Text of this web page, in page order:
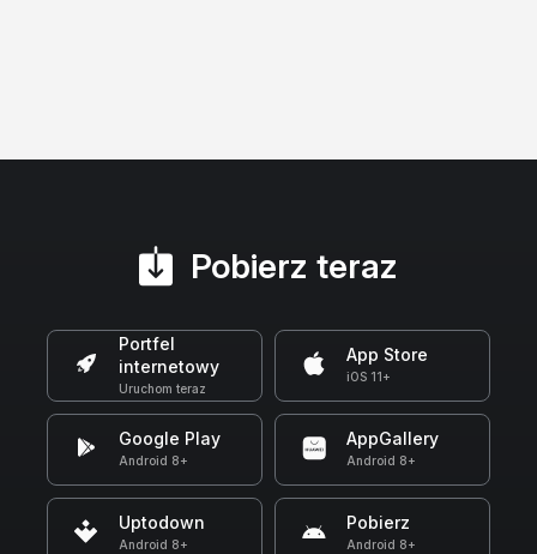
Pobierz teraz
Portfel
internetowy
Uruchom teraz
App Store
iOS 11+
Google Play
Android 8+
AppGallery
Android 8+
Uptodown
Android 8+
Pobierz
Android 8+